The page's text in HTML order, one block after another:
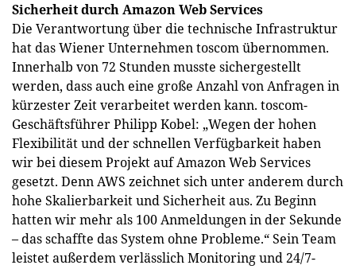
Sicherheit durch Amazon Web Services
Die Verantwortung über die technische Infrastruktur
hat das Wiener Unternehmen toscom übernommen.
Innerhalb von 72 Stunden musste sichergestellt
werden, dass auch eine große Anzahl von Anfragen in
kürzester Zeit verarbeitet werden kann. toscom-
Geschäftsführer Philipp Kobel: „Wegen der hohen
Flexibilität und der schnellen Verfügbarkeit haben
wir bei diesem Projekt auf Amazon Web Services
gesetzt. Denn AWS zeichnet sich unter anderem durch
hohe Skalierbarkeit und Sicherheit aus. Zu Beginn
hatten wir mehr als 100 Anmeldungen in der Sekunde
– das schaffte das System ohne Probleme.“ Sein Team
leistet außerdem verlässlich Monitoring und 24/7-